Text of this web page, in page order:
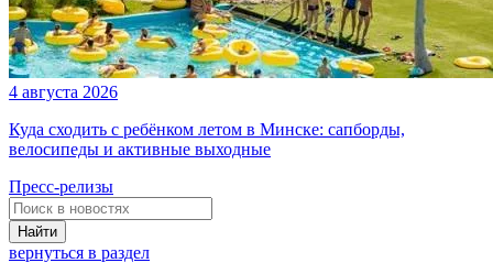
4 августа 2026
Куда сходить с ребёнком летом в Минске: сапборды,
велосипеды и активные выходные
Пресс-релизы
Найти
вернуться в раздел